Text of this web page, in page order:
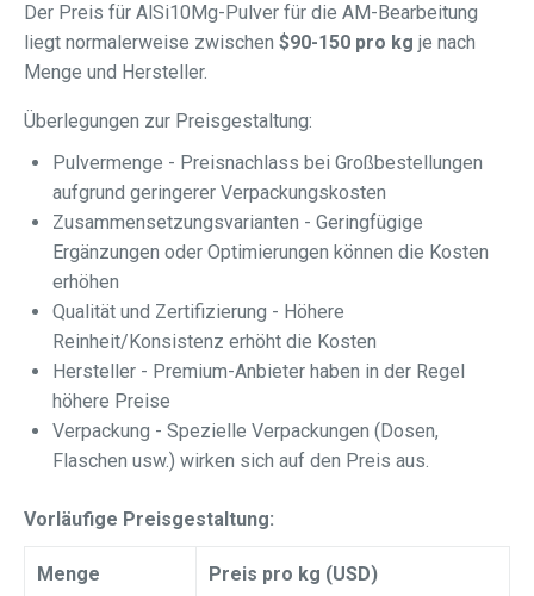
Der Preis für AlSi10Mg-Pulver für die AM-Bearbeitung
liegt normalerweise zwischen $90-150 pro kg je nach
Menge und Hersteller.
Überlegungen zur Preisgestaltung:
Pulvermenge - Preisnachlass bei Großbestellungen
aufgrund geringerer Verpackungskosten
Zusammensetzungsvarianten - Geringfügige
Ergänzungen oder Optimierungen können die Kosten
erhöhen
Qualität und Zertifizierung - Höhere
Reinheit/Konsistenz erhöht die Kosten
Hersteller - Premium-Anbieter haben in der Regel
höhere Preise
Verpackung - Spezielle Verpackungen (Dosen,
Flaschen usw.) wirken sich auf den Preis aus.
Vorläufige Preisgestaltung:
Menge Preis pro kg (USD)